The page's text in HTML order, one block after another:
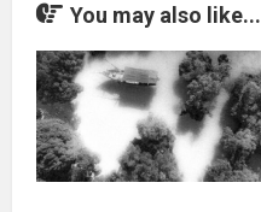
You may also like...